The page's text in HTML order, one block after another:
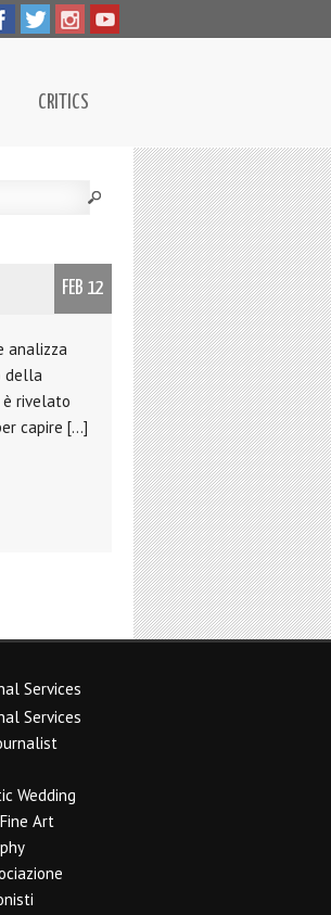
CRITICS
FEB 12
analizza
della
è rivelato
capire […]